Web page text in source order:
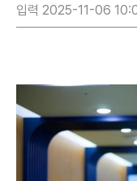
입력 2025-11-06